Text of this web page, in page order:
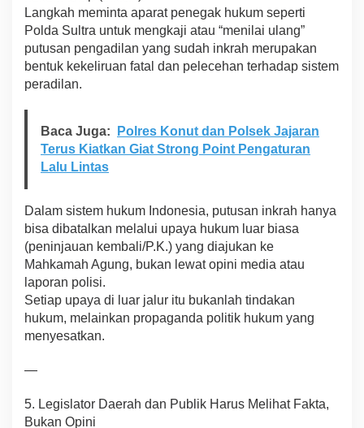
Langkah meminta aparat penegak hukum seperti
Polda Sultra untuk mengkaji atau “menilai ulang”
putusan pengadilan yang sudah inkrah merupakan
bentuk kekeliruan fatal dan pelecehan terhadap sistem
peradilan.
Baca Juga:
Polres Konut dan Polsek Jajaran
Terus Kiatkan Giat Strong Point Pengaturan
Lalu Lintas
Dalam sistem hukum Indonesia, putusan inkrah hanya
bisa dibatalkan melalui upaya hukum luar biasa
(peninjauan kembali/P.K.) yang diajukan ke
Mahkamah Agung, bukan lewat opini media atau
laporan polisi.
Setiap upaya di luar jalur itu bukanlah tindakan
hukum, melainkan propaganda politik hukum yang
menyesatkan.
—
5. Legislator Daerah dan Publik Harus Melihat Fakta,
Bukan Opini